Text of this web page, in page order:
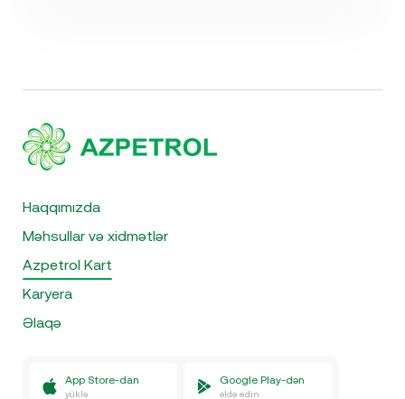
Haqqımızda
Məhsullar və xidmətlər
Azpetrol Kart
Karyera
Əlaqə
App Store-dan
yüklə
Google Play-dən
əldə edin